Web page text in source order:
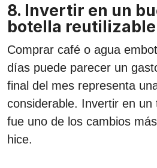
8. Invertir en un
botella reutilizable
Comprar café o agua
días puede parecer un
final del mes representa
considerable. Invertir en un
fue uno de los cambios
hice.